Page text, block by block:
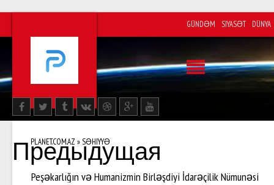
GÜNDƏM SIYASƏT DÜNYA
PLANET.COM.AZ » SƏHIYYƏ
Peşəkarlığın və Humanizmin Birləşdiyi İdarəçilik Nümunəsi
Предыдущая